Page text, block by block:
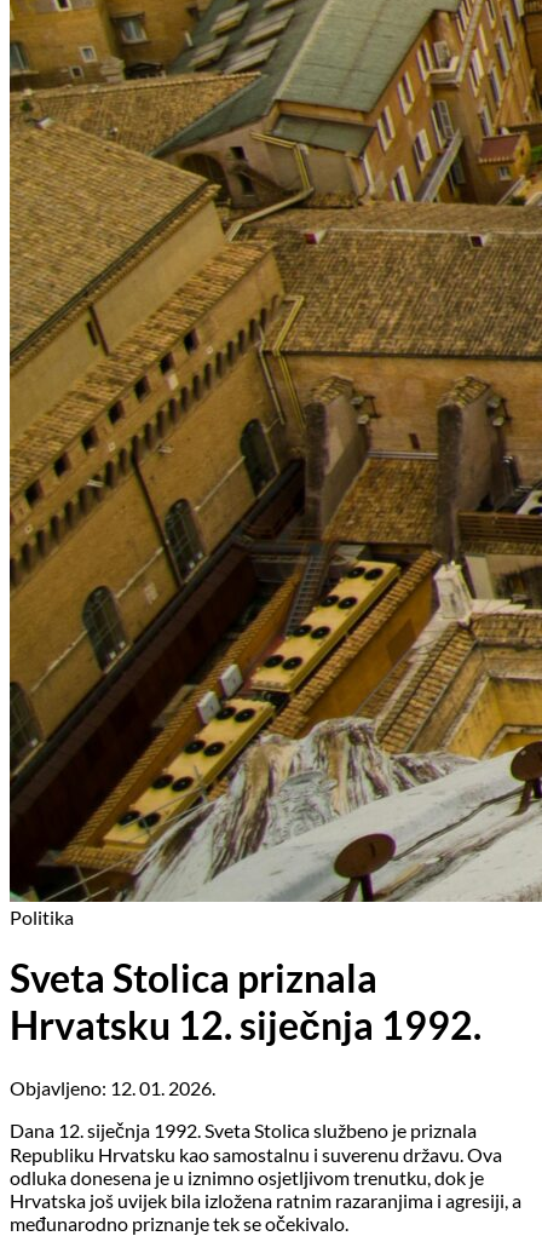
Politika
Sveta Stolica priznala
Hrvatsku 12. siječnja 1992.
Objavljeno: 12. 01. 2026.
Dana 12. siječnja 1992. Sveta Stolica službeno je priznala
Republiku Hrvatsku kao samostalnu i suverenu državu. Ova
odluka donesena je u iznimno osjetljivom trenutku, dok je
Hrvatska još uvijek bila izložena ratnim razaranjima i agresiji, a
međunarodno priznanje tek se očekivalo.